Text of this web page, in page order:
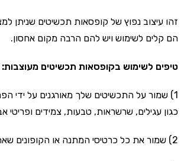
זהו עיצוב נפוץ של קופסאות תכשיטים שניתן
הם קלים לשימוש ויש להם הרבה מקום אחסון.
טיפים לשימוש בקופסאות תכשיטים מעוצבות:
1) שמור על התכשיטים שלך מאורגנים על ידי
כגון עגילים, שרשראות, טבעות, צמידים ופריטי
2) שמור את כל כרטיסי המתנה או הקופונים שאתה מקבל בקופסה.